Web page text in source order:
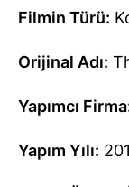
Filmin Türü:
Orijinal Adı:
Yapımcı
Yapım Yılı: